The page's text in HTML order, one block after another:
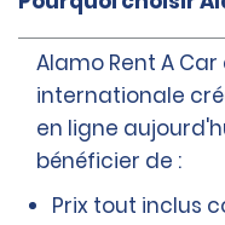
Alamo Rent A
internationale
en ligne
bénéficier de :
Prix tout inclus